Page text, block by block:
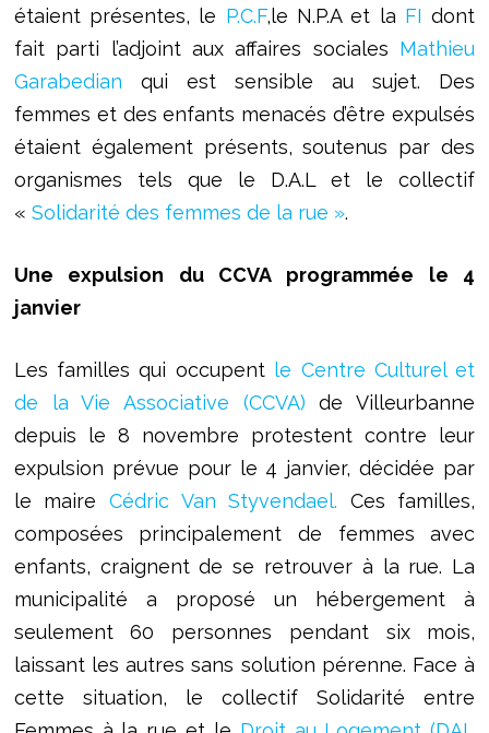
étaient présentes, le P.C.F,le N.P.A et la FIdont
fait parti l’adjoint aux affaires sociales Mathieu
Garabedian qui est sensible au sujet. Des
femmes et des enfants menacés d’être expulsés
étaient également présents, soutenus par des
organismes tels que le D.A.L et le collectif
« Solidarité des femmes de la rue ».
Une expulsion du CCVA programmée le 4
janvier
Les familles qui occupent le Centre Culturel et
de la Vie Associative (CCVA)de Villeurbanne
depuis le 8 novembre protestent contre leur
expulsion prévue pour le 4 janvier, décidée par
le maire Cédric Van Styvendael. Ces familles,
composées principalement de femmes avec
enfants, craignent de se retrouver à la rue. La
municipalité a proposé un hébergement à
seulement 60 personnes pendant six mois,
laissant les autres sans solution pérenne. Face à
cette situation, le collectif Solidarité entre